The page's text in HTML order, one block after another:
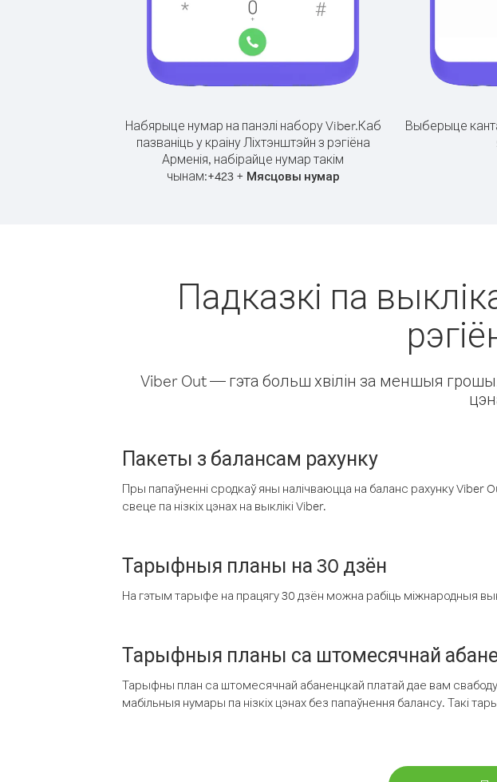
Набярыце нумар на панэлі набору Viber.Каб
пазваніць у краіну Ліхтэнштэйн з рэгіёна
Арменія, набірайце нумар такім
чынам:+423+ Мясцовы нумар
Выберыце
Падказкі па
Viber Out — гэта больш хвілін за меншыя
Пакеты з балансам рахунку
Пры папаўненні сродкаў яны налічваюцца на баланс рахунку
свеце па нізкіх цэнах на выклікі Viber.
Тарыфныя планы на 30 дзён
На гэтым тарыфе на працягу 30 дзён можна рабіць міжнародныя
Тарыфныя планы са штомесячнай
Тарыфны план са штомесячнай абаненцкай платай дае вам
мабільныя нумары па нізкіх цэнах без папаўнення балансу. Такі